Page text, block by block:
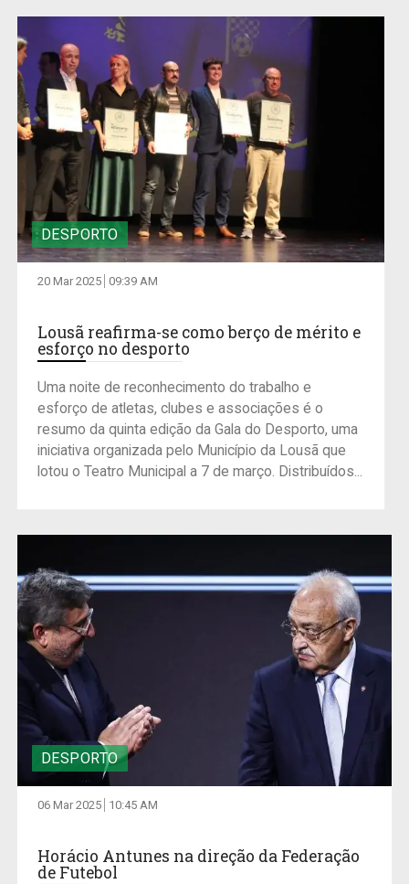
DESPORTO
20 Mar 2025 09:39 AM
Lousã reafirma-se como berço de mérito e
esforço no desporto
Uma noite de reconhecimento do trabalho e
esforço de atletas, clubes e associações é o
resumo da quinta edição da Gala do Desporto, uma
iniciativa organizada pelo Município da Lousã que
lotou o Teatro Municipal a 7 de março. Distribuídos...
DESPORTO
06 Mar 2025 10:45 AM
Horácio Antunes na direção da Federação
de Futebol